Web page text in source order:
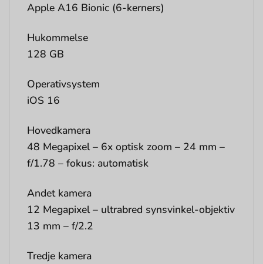
Apple A16 Bionic (6-kerners)
Hukommelse
128 GB
Operativsystem
iOS 16
Hovedkamera
48 Megapixel – 6x optisk zoom – 24 mm –
f/1.78 – fokus: automatisk
Andet kamera
12 Megapixel – ultrabred synsvinkel-objektiv
13 mm – f/2.2
Tredje kamera